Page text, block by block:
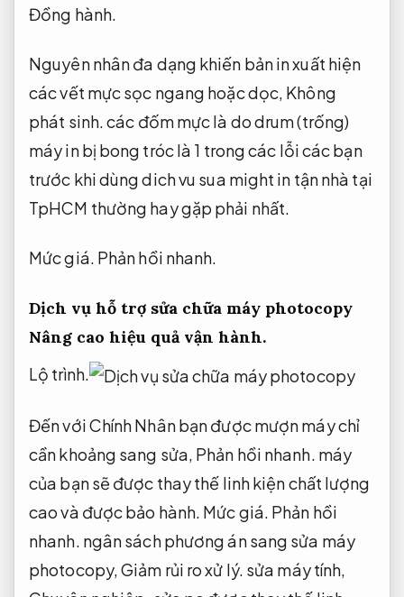
Đồng hành.
Nguyên nhân đa dạng khiến bản in xuất hiện
các vết mực sọc ngang hoặc dọc, Không
phát sinh.các đốm mực là do drum (trống)
máy in bị bong tróc là 1 trong các lỗi các bạn
trước khi dùng dich vu sua might in tận nhà tại
TpHCM thường hay gặp phải nhất.
Mức giá. Phản hồi nhanh.
Dịch vụ hỗ trợ sửa chữa máy photocopy
Nâng cao hiệu quả vận hành.
Lộ trình.
Đến với Chính Nhân bạn được mượn máy chỉ
cần khoảng sang sửa, Phản hồi nhanh. máy
của bạn sẽ được thay thế linh kiện chất lượng
cao và được bảo hành. Mức giá. Phản hồi
nhanh. ngân sách phương án sang sửa máy
photocopy,Giảm rủi ro xử lý. sửa máy tính,